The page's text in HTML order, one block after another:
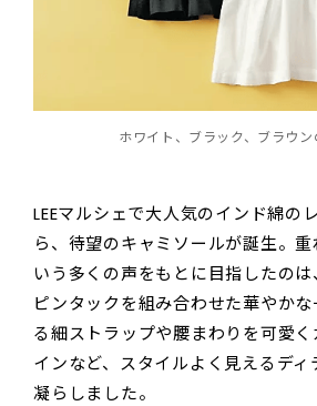
ホワイト、ブラック、ブラウ
LEEマルシェで大人気のインド綿の
ら、待望のキャミソールが誕生。
いう多くの声をもとに目指したの
ピンタックを組み合わせた華やか
る細ストラップや腰まわりを可愛く
インなど、スタイルよく見えるディ
凝らしました。